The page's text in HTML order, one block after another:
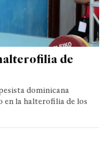
de
dominicana
en la halterofilia de los